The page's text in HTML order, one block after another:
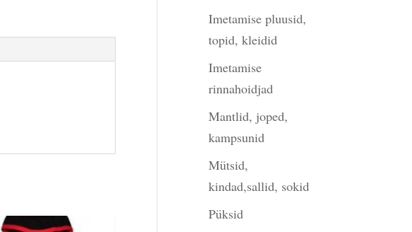
Imetamise pluusid,
topid, kleidid
Imetamise
rinnahoidjad
Mantlid, joped,
kampsunid
Mütsid,
kindad,sallid, sokid
Püksid